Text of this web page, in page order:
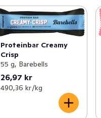
Proteinbar Creamy
Crisp
55 g, Barebells
26,97 kr
490,36 kr /kg